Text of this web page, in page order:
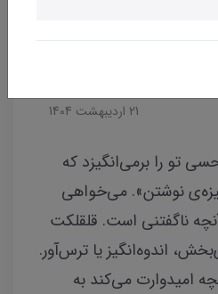
21 ارديبهشت 1404
تو را برمی‌انگیزد که
نوشتن». می‌خواهی
ناگفتنی است. قلقلکت
اندوه‌انگیز یا ترس‌آور.
امیدوارت می‌کند به